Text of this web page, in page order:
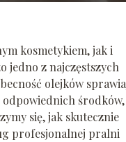
kosmetykiem, jak i
jedno z najczęstszych
olejków
odpowiednich środków,
się, jak skutecznie
profesjonalnej pralni